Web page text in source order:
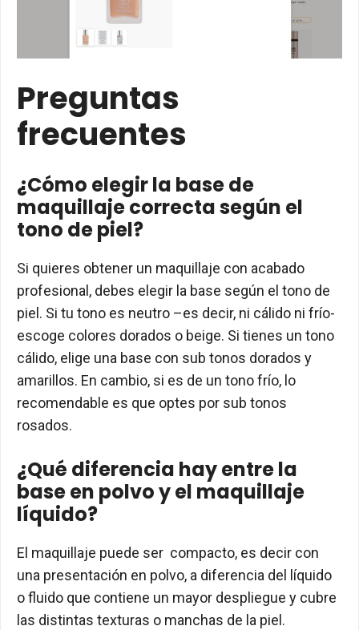
Preguntas
frecuentes
¿Cómo elegir la base de
maquillaje correcta según el
tono de piel?
Si quieres obtener un maquillaje con acabado
profesional, debes elegir la base según el tono de
piel. Si tu tono es neutro –es decir, ni cálido ni frío-
escoge colores dorados o beige. Si tienes un tono
cálido, elige una base con sub tonos dorados y
amarillos. En cambio, si es de un tono frío, lo
recomendable es que optes por sub tonos
rosados.
¿Qué diferencia hay entre la
base en polvo y el maquillaje
líquido?
El maquillaje puede ser compacto, es decir con
una presentación en polvo, a diferencia del líquido
o fluido que contiene un mayor despliegue y cubre
las distintas texturas o manchas de la piel.